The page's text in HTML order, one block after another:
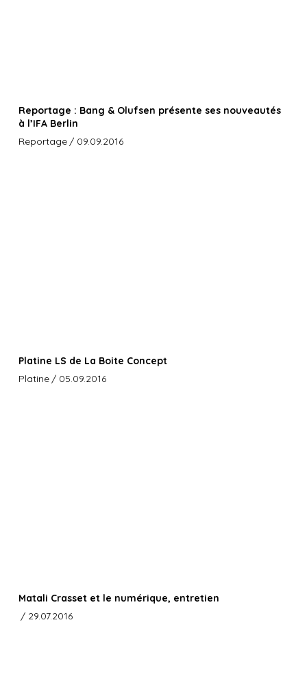
Reportage : Bang & Olufsen présente ses nouveautés
à l’IFA Berlin
Reportage / 09.09.2016
Platine LS de La Boite Concept
Platine / 05.09.2016
Matali Crasset et le numérique, entretien
/ 29.07.2016